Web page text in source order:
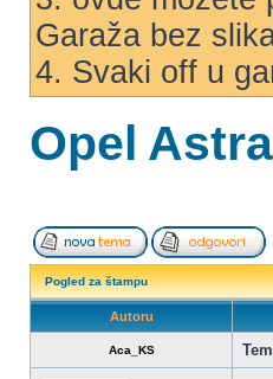
Garaža bez
4. Svaki off u
Opel
Pogled za štampu
Autoru
Aca_KS